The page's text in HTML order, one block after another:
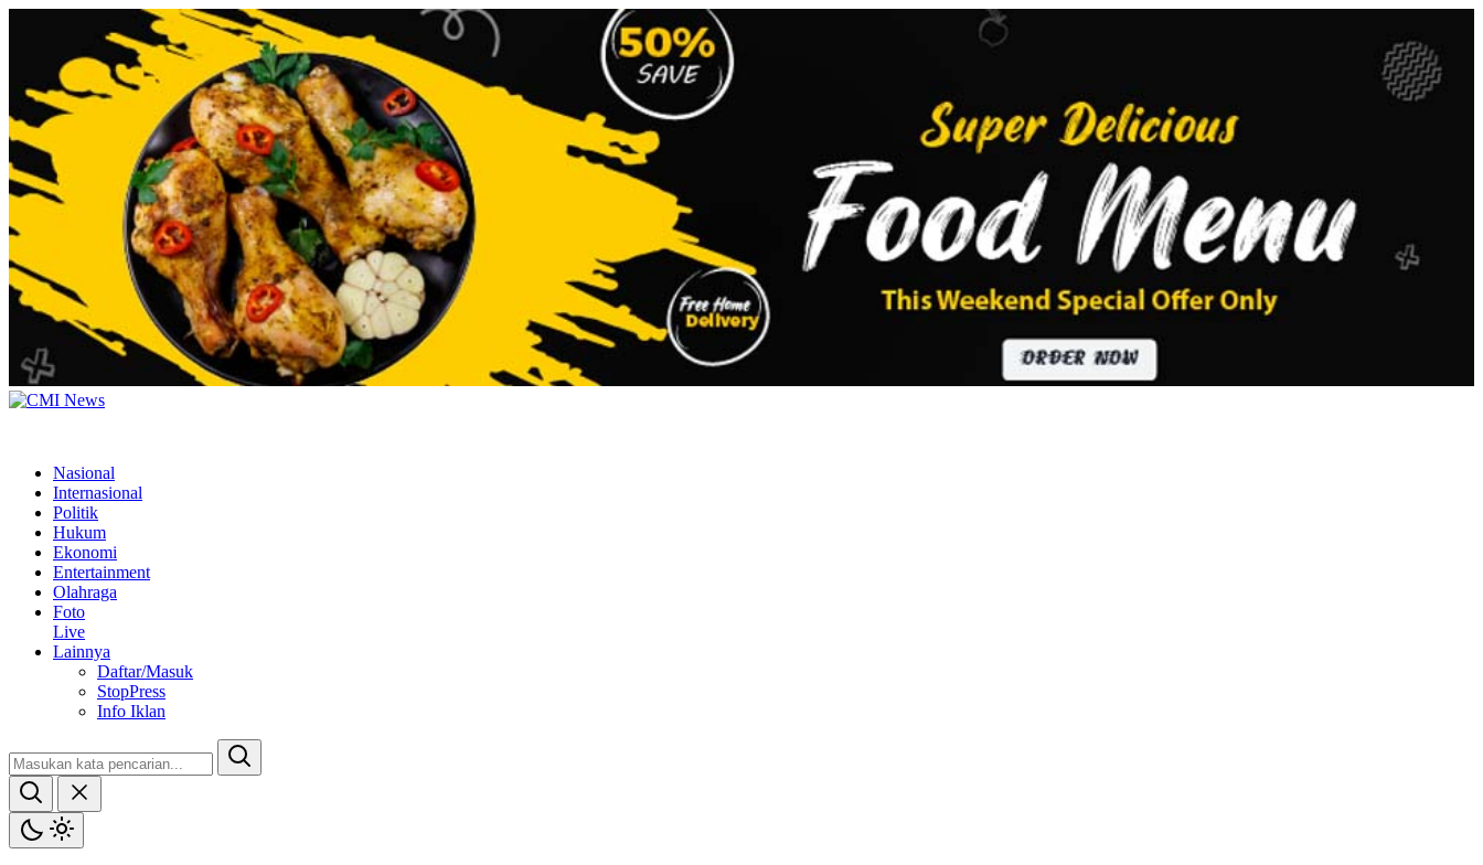
Nasional
Internasional
Politik
Hukum
Ekonomi
Entertainment
Olahraga
Foto
Live
Lainnya
Daftar/Masuk
StopPress
Info Iklan